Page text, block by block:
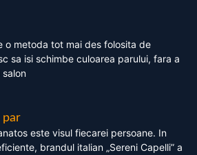
o metoda tot mai des folosita de
sa isi schimbe culoarea parului, fara a
salon
par
este visul fiecarei persoane. In
brandul italian „Sereni Capelli” a